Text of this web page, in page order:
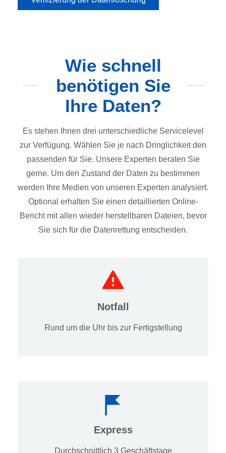
Wie schnell
benötigen Sie
Ihre Daten?
Es stehen Ihnen drei unterschiedliche Servicelevel
zur Verfügung. Wählen Sie je nach Dringlichkeit den
passenden für Sie. Unsere Experten beraten Sie
gerne. Um den Zustand der Daten zu bestimmen
werden Ihre Medien von unseren Experten analysiert.
Optional erhalten Sie einen detaillierten Online-
Bericht mit allen wieder herstellbaren Dateien, bevor
Sie sich für die Datenrettung entscheiden.
Notfall
Rund um die Uhr bis zur Fertigstellung
Express
Durchschnittlich 3 Geschäftstage